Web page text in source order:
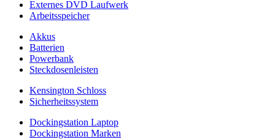
Externes DVD Laufwerk
Arbeitsspeicher
Akkus
Batterien
Powerbank
Steckdosenleisten
Kensington Schloss
Sicherheitssystem
Dockingstation Laptop
Dockingstation Marken